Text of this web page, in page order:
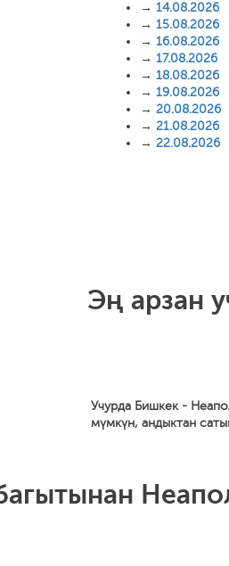
→ 14.08.2026
→ 15.08.2026
→ 16.08.2026
→ 17.08.2026
→ 18.08.2026
→ 19.08.2026
→ 20.08.2026
→ 21.08.2026
→ 22.08.2026
Эң арзан
Учурда Бишкек -
мүмкүн, андыктан